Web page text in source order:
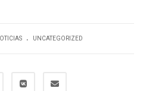
. UNCATEGORIZED